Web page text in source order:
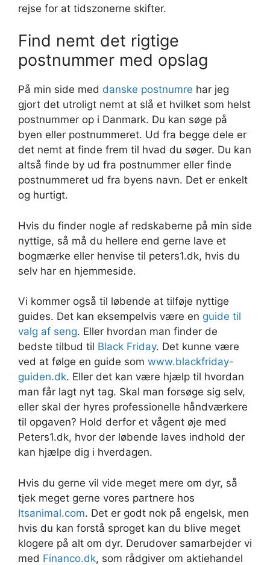
rejse for at tidszonerne skifter.
Find nemt det rigtige
postnummer med opslag
På min side med danske postnumre har jeg
gjort det utroligt nemt at slå et hvilket som helst
postnummer op i Danmark. Du kan søge på
byen eller postnummeret. Ud fra begge dele er
det nemt at finde frem til hvad du søger. Du kan
altså finde by ud fra postnummer eller finde
postnummeret ud fra byens navn. Det er enkelt
og hurtigt.
Hvis du finder nogle af redskaberne på min side
nyttige, så må du hellere end gerne lave et
bogmærke eller henvise til peters1.dk, hvis du
selv har en hjemmeside.
Vi kommer også til løbende at tilføje nyttige
guides. Det kan eksempelvis være en guide til
valg af seng. Eller hvordan man finder de
bedste tilbud til Black Friday. Det kunne være
ved at følge en guide som www.blackfriday-
guiden.dk. Eller det kan være hjælp til hvordan
man får lagt nyt tag. Skal man forsøge sig selv,
eller skal der hyres professionelle håndværkere
til opgaven? Hold derfor et vågent øje med
Peters1.dk, hvor der løbende laves indhold der
kan hjælpe dig i hverdagen.
Hvis du gerne vil vide meget mere om dyr, så
tjek meget gerne vores partnere hos
Itsanimal.com. Det er godt nok på engelsk, men
hvis du kan forstå sproget kan du blive meget
klogere på alt om dyr. Derudover samarbejder vi
med Financo.dk, som rådgiver om aktiehandel